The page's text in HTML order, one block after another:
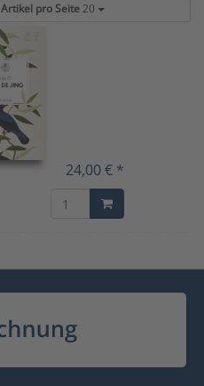
Artikel pro Seite 20
24,00 € *